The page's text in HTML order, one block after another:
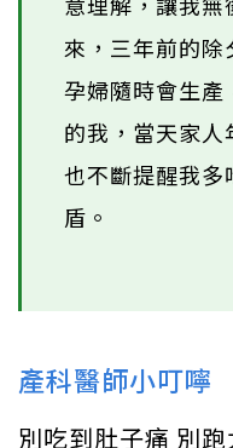
來，三年前的
孕婦隨時會生產
的我，當天家人
也不斷提醒我多
盾。
產科醫師小叮嚀
別吃到肚子痛 別